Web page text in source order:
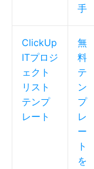
手
ClickUp
ITプロジ
ェクト
リスト
テンプ
レート
無
料
テ
ン
プ
レ
ー
ト
を